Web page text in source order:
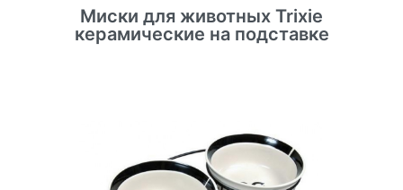
Миски для животных Trixie
керамические на подставке